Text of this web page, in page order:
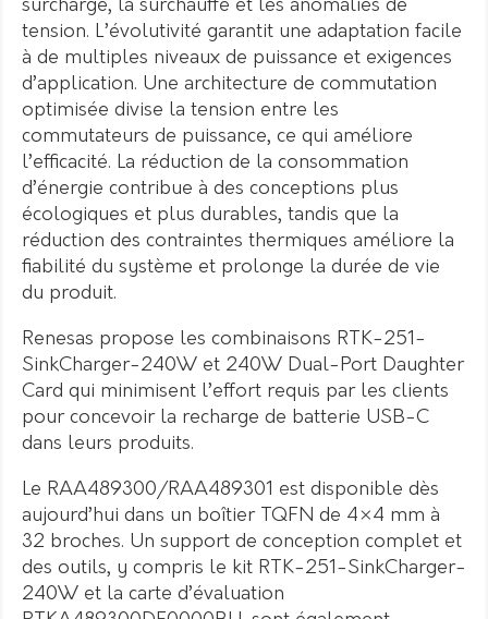
surcharge, la surchauffe et les anomalies de
tension. L’évolutivité garantit une adaptation facile
à de multiples niveaux de puissance et exigences
d’application. Une architecture de commutation
optimisée divise la tension entre les
commutateurs de puissance, ce qui améliore
l’efficacité. La réduction de la consommation
d’énergie contribue à des conceptions plus
écologiques et plus durables, tandis que la
réduction des contraintes thermiques améliore la
fiabilité du système et prolonge la durée de vie
du produit.
Renesas propose les combinaisons RTK-251-
SinkCharger-240W et 240W Dual-Port Daughter
Card qui minimisent l’effort requis par les clients
pour concevoir la recharge de batterie USB-C
dans leurs produits.
Le RAA489300/RAA489301 est disponible dès
aujourd’hui dans un boîtier TQFN de 4×4 mm à
32 broches. Un support de conception complet et
des outils, y compris le kit RTK-251-SinkCharger-
240W et la carte d’évaluation